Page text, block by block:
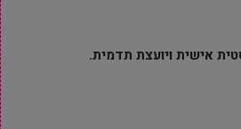
אישית ויועצת תדמית.